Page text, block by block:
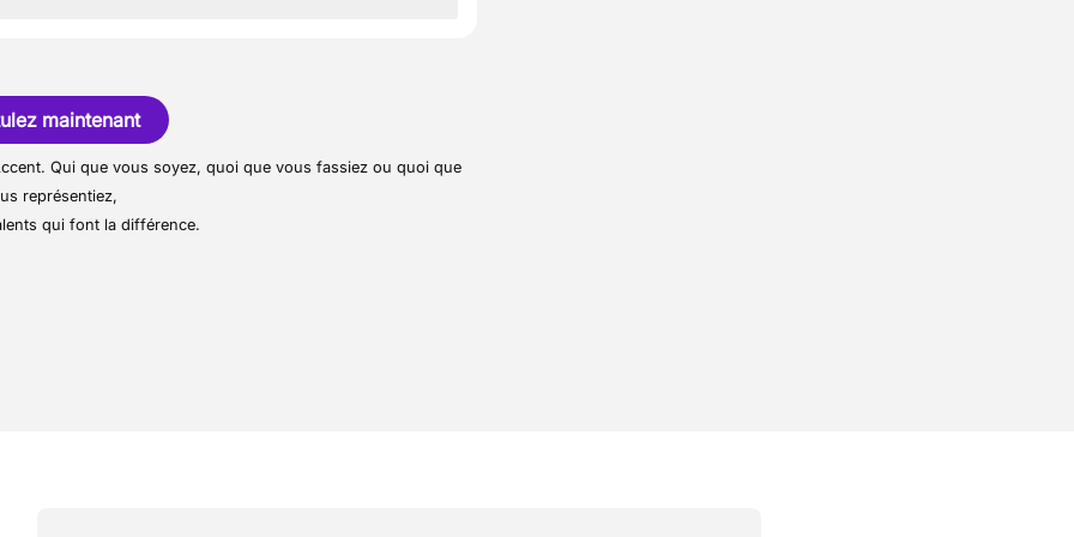
et en réseaux
dans le Hainaut.
maintenant
Qui que vous soyez, quoi que vous fassiez ou quoi que
représentiez,
qui font la différence.